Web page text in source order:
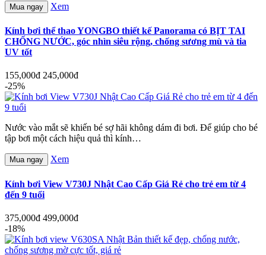
Mua ngay Xem
Kính bơi thể thao YONGBO thiết kế Panorama có BỊT TAI
CHỐNG NƯỚC, góc nhìn siêu rộng, chống sương mù và tia
UV tốt
155,000đ 245,000đ
-25%
Nước vào mắt sẽ khiến bé sợ hãi không dám đi bơi. Để giúp cho bé
tập bơi một cách hiệu quả thì kính…
Mua ngay Xem
Kính bơi View V730J Nhật Cao Cấp Giá Rẻ cho trẻ em từ 4
đến 9 tuổi
375,000đ 499,000đ
-18%